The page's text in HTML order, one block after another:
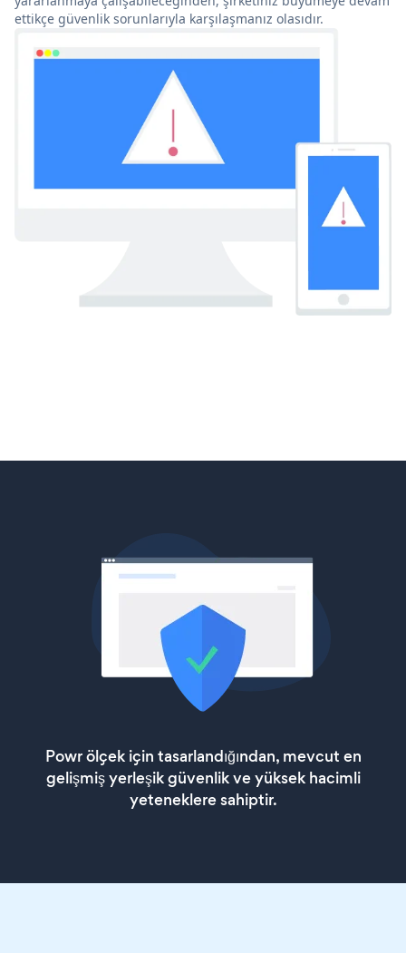
ettikçe güvenlik sorunlarıyla karşılaşmanız olasıdır.
Powr ölçek için tasarlandığından, mevcut en
gelişmiş yerleşik güvenlik ve yüksek hacimli
yeteneklere sahiptir.